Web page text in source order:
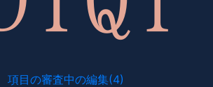
項目の審査中の編集(4)